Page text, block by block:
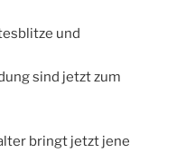
und
sind jetzt zum
bringt jetzt jene